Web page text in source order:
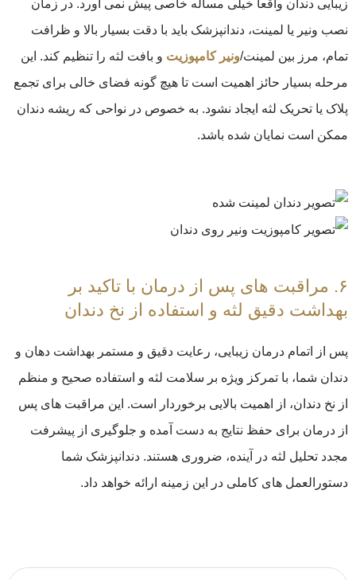
زیبایی دندان واقعاً خیلی مساله خاصی پیش نمی آورد. در زمان
نصب ونیر یا لمینت، دندانپزشک باید با دقت بسیار بالا و ظرافت
تمام، مرز بین لمینت/ونیر کامپوزیت و بافت لثه را تنظیم کند. این
مرحله بسیار حائز اهمیت است تا هیچ گونه فضای خالی برای تجمع
پلاک یا تحریک لثه ایجاد نشود. به خصوص در نواحی که ریشه دندان
ممکن است نمایان شده باشد.
۶. مراقبت های پس از درمان با تاکید بر
بهداشت دقیق لثه و استفاده از نخ دندان
پس از اتمام درمان زیبایی، رعایت دقیق و مستمر بهداشت دهان و
دندان شما، با تمرکز ویژه بر سلامت لثه و استفاده صحیح و منظم
از نخ دندان، از اهمیت بالایی برخوردار است. این مراقبت های پس
از درمان برای حفظ نتایج به دست آمده و جلوگیری از پیشرفت
مجدد تحلیل لثه در آینده، ضروری هستند. دندانپزشک شما
دستورالعمل های کاملی در این زمینه ارائه خواهد داد.